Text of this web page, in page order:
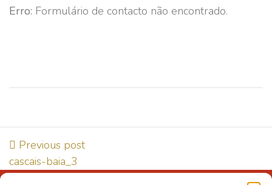
Erro: Formulário de contacto não encontrado.
Previous post
cascais-baia_3